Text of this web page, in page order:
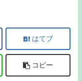
はてブ
コピー